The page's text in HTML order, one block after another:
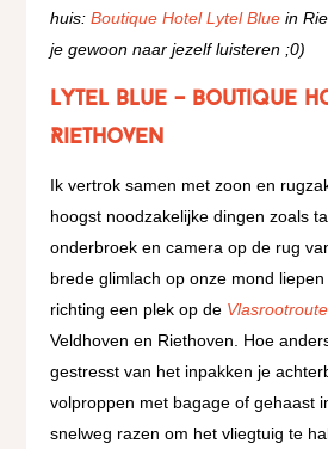
huis:Boutique Hotel Lytel Blue in
je gewoon naar jezelf luisteren ;0)
Lytel Blue – boutique
Riethoven
Ik vertrok samen met zoon en
hoogst noodzakelijke dingen zoals
onderbroek en camera op de rug
brede glimlach op onze mond
richting een plek op de Vlasrootroute
Veldhoven en Riethoven. Hoe
gestresst van het inpakken je
volproppen met bagage of gehaast
snelweg razen om het vliegtuig te